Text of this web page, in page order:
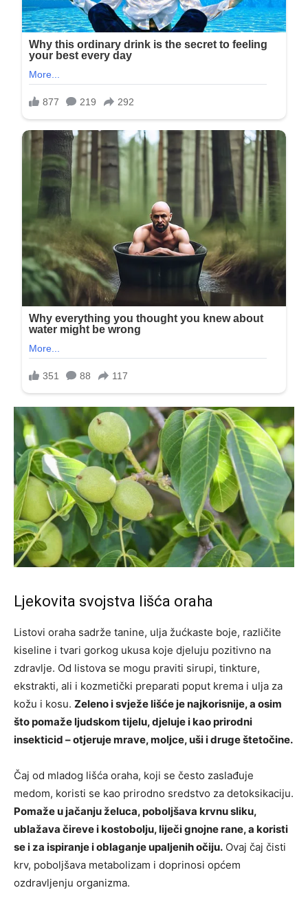
Ljekovita svojstva lišća oraha
Listovi oraha sadrže tanine, ulja žućkaste boje, različite
kiseline i tvari gorkog ukusa koje djeluju pozitivno na
zdravlje. Od listova se mogu praviti sirupi, tinkture,
ekstrakti, ali i kozmetički preparati poput krema i ulja za
kožu i kosu. Zeleno i svježe lišće je najkorisnije, a osim
što pomaže ljudskom tijelu, djeluje i kao prirodni
insekticid – otjeruje mrave, moljce, uši i druge štetočine.
Čaj od mladog lišća oraha, koji se često zaslađuje
medom, koristi se kao prirodno sredstvo za detoksikaciju.
Pomaže u jačanju želuca, poboljšava krvnu sliku,
ublažava čireve i kostobolju, liječi gnojne rane, a koristi
se i za ispiranje i oblaganje upaljenih očiju. Ovaj čaj čisti
krv, poboljšava metabolizam i doprinosi općem
ozdravljenju organizma.